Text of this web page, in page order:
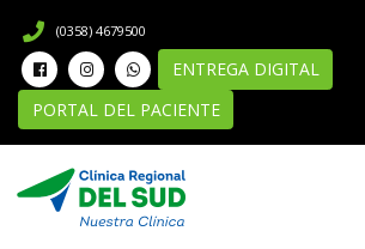
(0358) 4679500
ENTREGA DIGITAL
PORTAL DEL PACIENTE
Directorio de